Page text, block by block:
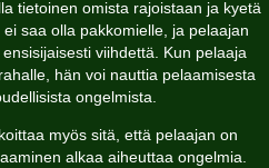
tietoinen omista rajoistaan ja kyetä
saa olla pakkomielle, ja pelaajan
viihdettä. Kun pelaaja
hän voi nauttia pelaamisesta
ongelmista.
myös sitä, että pelaajan on
alkaa aiheuttaa ongelmia.